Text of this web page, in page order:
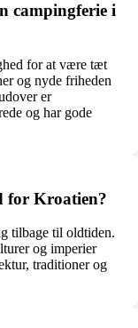
campingferie i
for at være tæt
og nyde friheden
er
og har gode
for Kroatien?
tilbage til oldtiden.
og imperier
traditioner og